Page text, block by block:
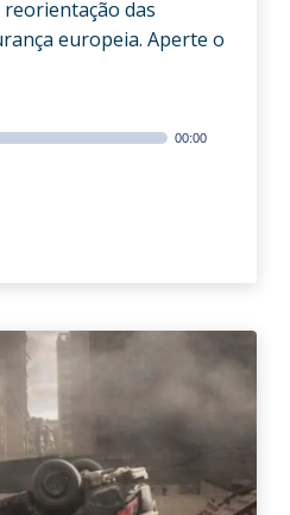
das
europeia. Aperte o
00:00